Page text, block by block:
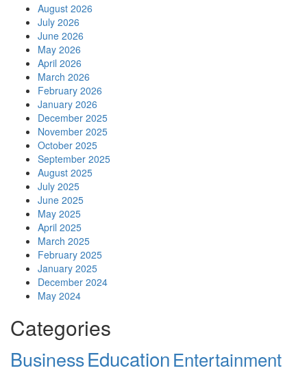
August 2026
July 2026
June 2026
May 2026
April 2026
March 2026
February 2026
January 2026
December 2025
November 2025
October 2025
September 2025
August 2025
July 2025
June 2025
May 2025
April 2025
March 2025
February 2025
January 2025
December 2024
May 2024
Categories
BusinessEducationEntertainment